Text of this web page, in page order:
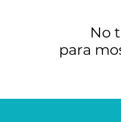
No
para